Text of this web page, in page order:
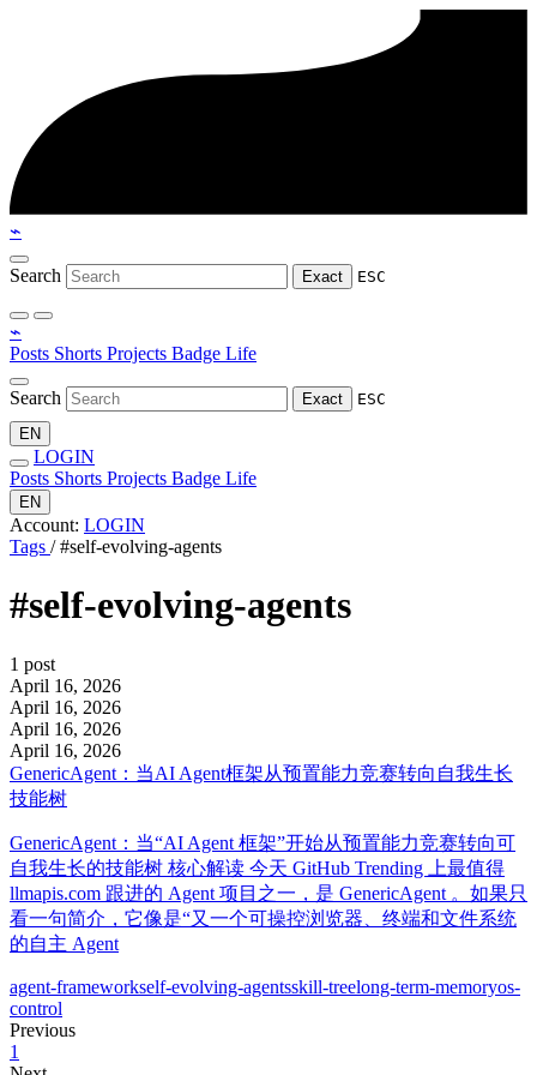
⌁
Search Exact ESC
⌁
Posts Shorts Projects Badge Life
Search Exact
ESC
EN
LOGIN
Posts Shorts Projects Badge Life
EN
Account: LOGIN
Tags / #self-evolving-agents
#self-evolving-agents
1 post
April 16, 2026
April 16, 2026
April 16, 2026
April 16, 2026
GenericAgent：当AI Agent框架从预置能力竞赛转向自我生长
技能树
GenericAgent：当“AI Agent 框架”开始从预置能力竞赛转向可
自我生长的技能树 核心解读 今天 GitHub Trending 上最值得
llmapis.com 跟进的 Agent 项目之一，是 GenericAgent 。如果只
看一句简介，它像是“又一个可操控浏览器、终端和文件系统
的自主 Agent
agent-frameworkself-evolving-agentsskill-treelong-term-memoryos-
control
Previous
1